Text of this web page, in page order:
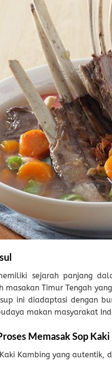
sejarah panjang
masakan Timur Tengah
ini diadaptasi dengan
makan masyarakat
Memasak Sop
Kambing yang autentik,